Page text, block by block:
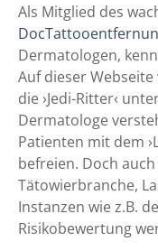
Als Mitglied des
Dermatologen,
Auf dieser
die ›Jedi-Ritter‹
Dermatologe
Patienten mit dem
befreien. Doch
Tätowierbranche,
Instanzen wie z.B.
Risikobewertung